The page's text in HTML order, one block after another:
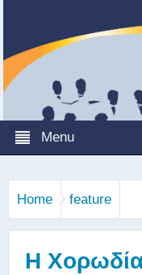
Menu
Home feature
Η